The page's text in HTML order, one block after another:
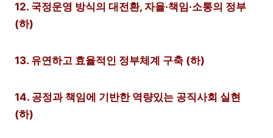
12. 국정운영 방식의 대전환, 자율·책임·소통의 정부
(하)
13. 유연하고 효율적인 정부체계 구축 (하)
14. 공정과 책임에 기반한 역량있는 공직사회 실현
(하)